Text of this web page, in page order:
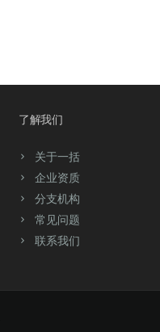
了解我们
关于一括
企业资质
分支机构
常见问题
联系我们